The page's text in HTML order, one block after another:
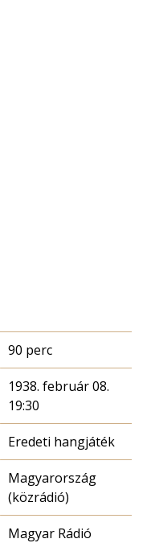
90 perc
1938. február 08.
19:30
Eredeti hangjáték
Magyarország
(közrádió)
Magyar Rádió